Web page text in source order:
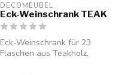
DECOMEUBEL
Eck-Weinschrank TEAK
Eck-Weinschrank für 23
Flaschen aus Teakholz.